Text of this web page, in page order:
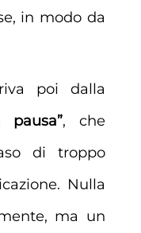
in modo da
poi dalla
, che
di troppo
Nulla
ma un